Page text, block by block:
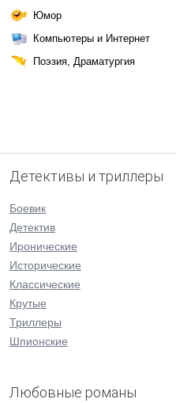
Юмор
Компьютеры и Интернет
Поэзия, Драматургия
Детективы и триллеры
Боевик
Детектив
Иронические
Исторические
Классические
Крутые
Триллеры
Шпионские
Любовные романы